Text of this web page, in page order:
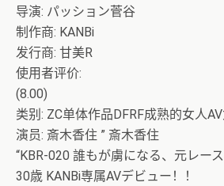
导演: パッション菅谷
制作商: KANBi
发行商: 甘美R
使用者评价:
(8.00)
类别: ZC单体作品DFRF成熟的女人
演员: 斎木香住 ” 斎木香住
“KBR-020 誰もが虜になる、元レー
30歳 KANBi専属AVデビュー！！